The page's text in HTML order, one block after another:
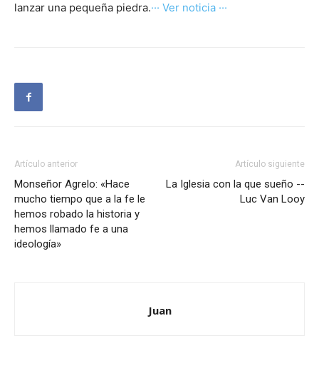
lanzar una pequeña piedra.··· Ver noticia ···
Artículo anterior
Monseñor Agrelo: «Hace
mucho tiempo que a la fe le
hemos robado la historia y
hemos llamado fe a una
ideología»
Artículo siguiente
La Iglesia con la que sueño --
Luc Van Looy
Juan